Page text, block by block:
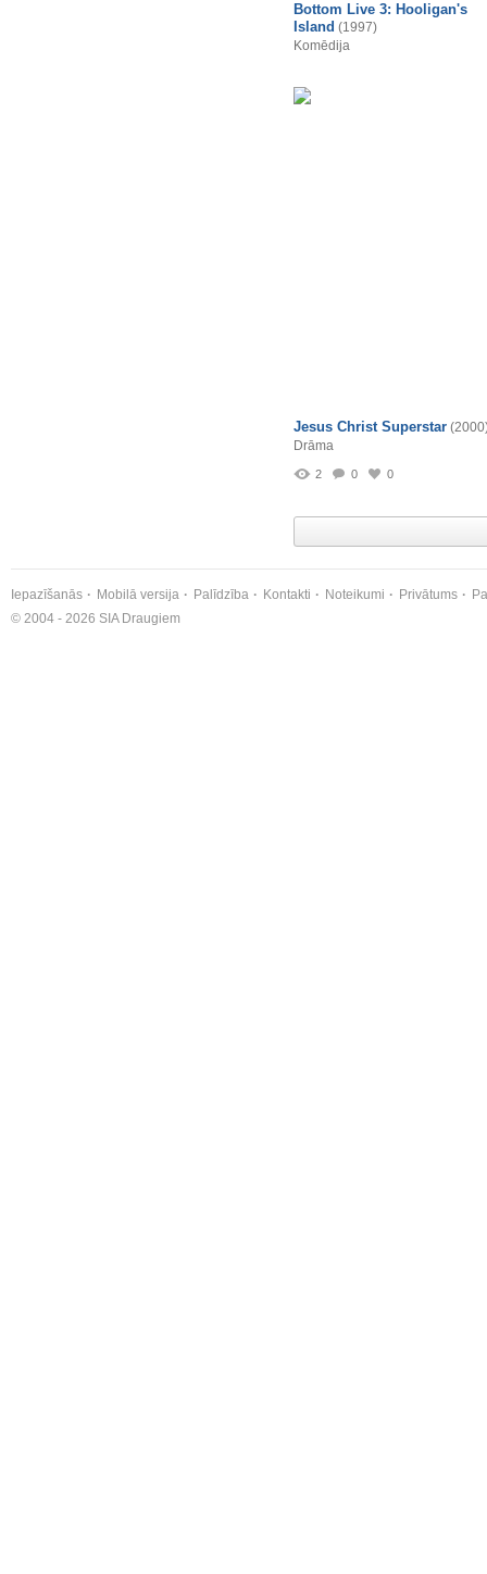
Bottom Live 3: Hooligan's
Island (1997)
Komēdija
Jesus Christ Superstar
Drāma
2 0 0
Iepazīšanās Mobilā versija Palīdzība Kontakti Noteikumi Privātums
© 2004 - 2026 SIA Draugiem